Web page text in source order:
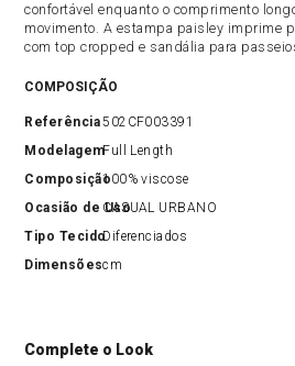
confortável enquanto o comprimento
movimento. A estampa paisley imprime
com top cropped e sandália para
COMPOSIÇÃO
Referência502CF003391
ModelagemFull Length
Composição100% viscose
Ocasião de UsoCASUAL URBANO
Tipo TecidoDiferenciados
Dimensõescm
Complete o Look